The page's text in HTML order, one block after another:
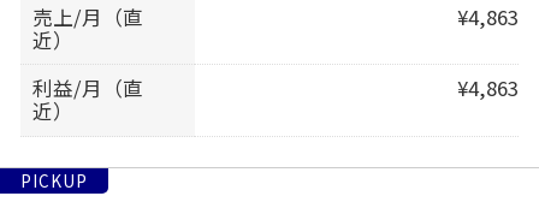
売上/月（直
近）
¥4,863
利益/月（直
近）
¥4,863
PICKUP